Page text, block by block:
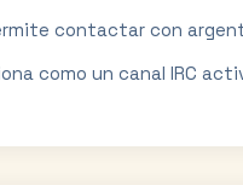
contactar con
como un canal IRC